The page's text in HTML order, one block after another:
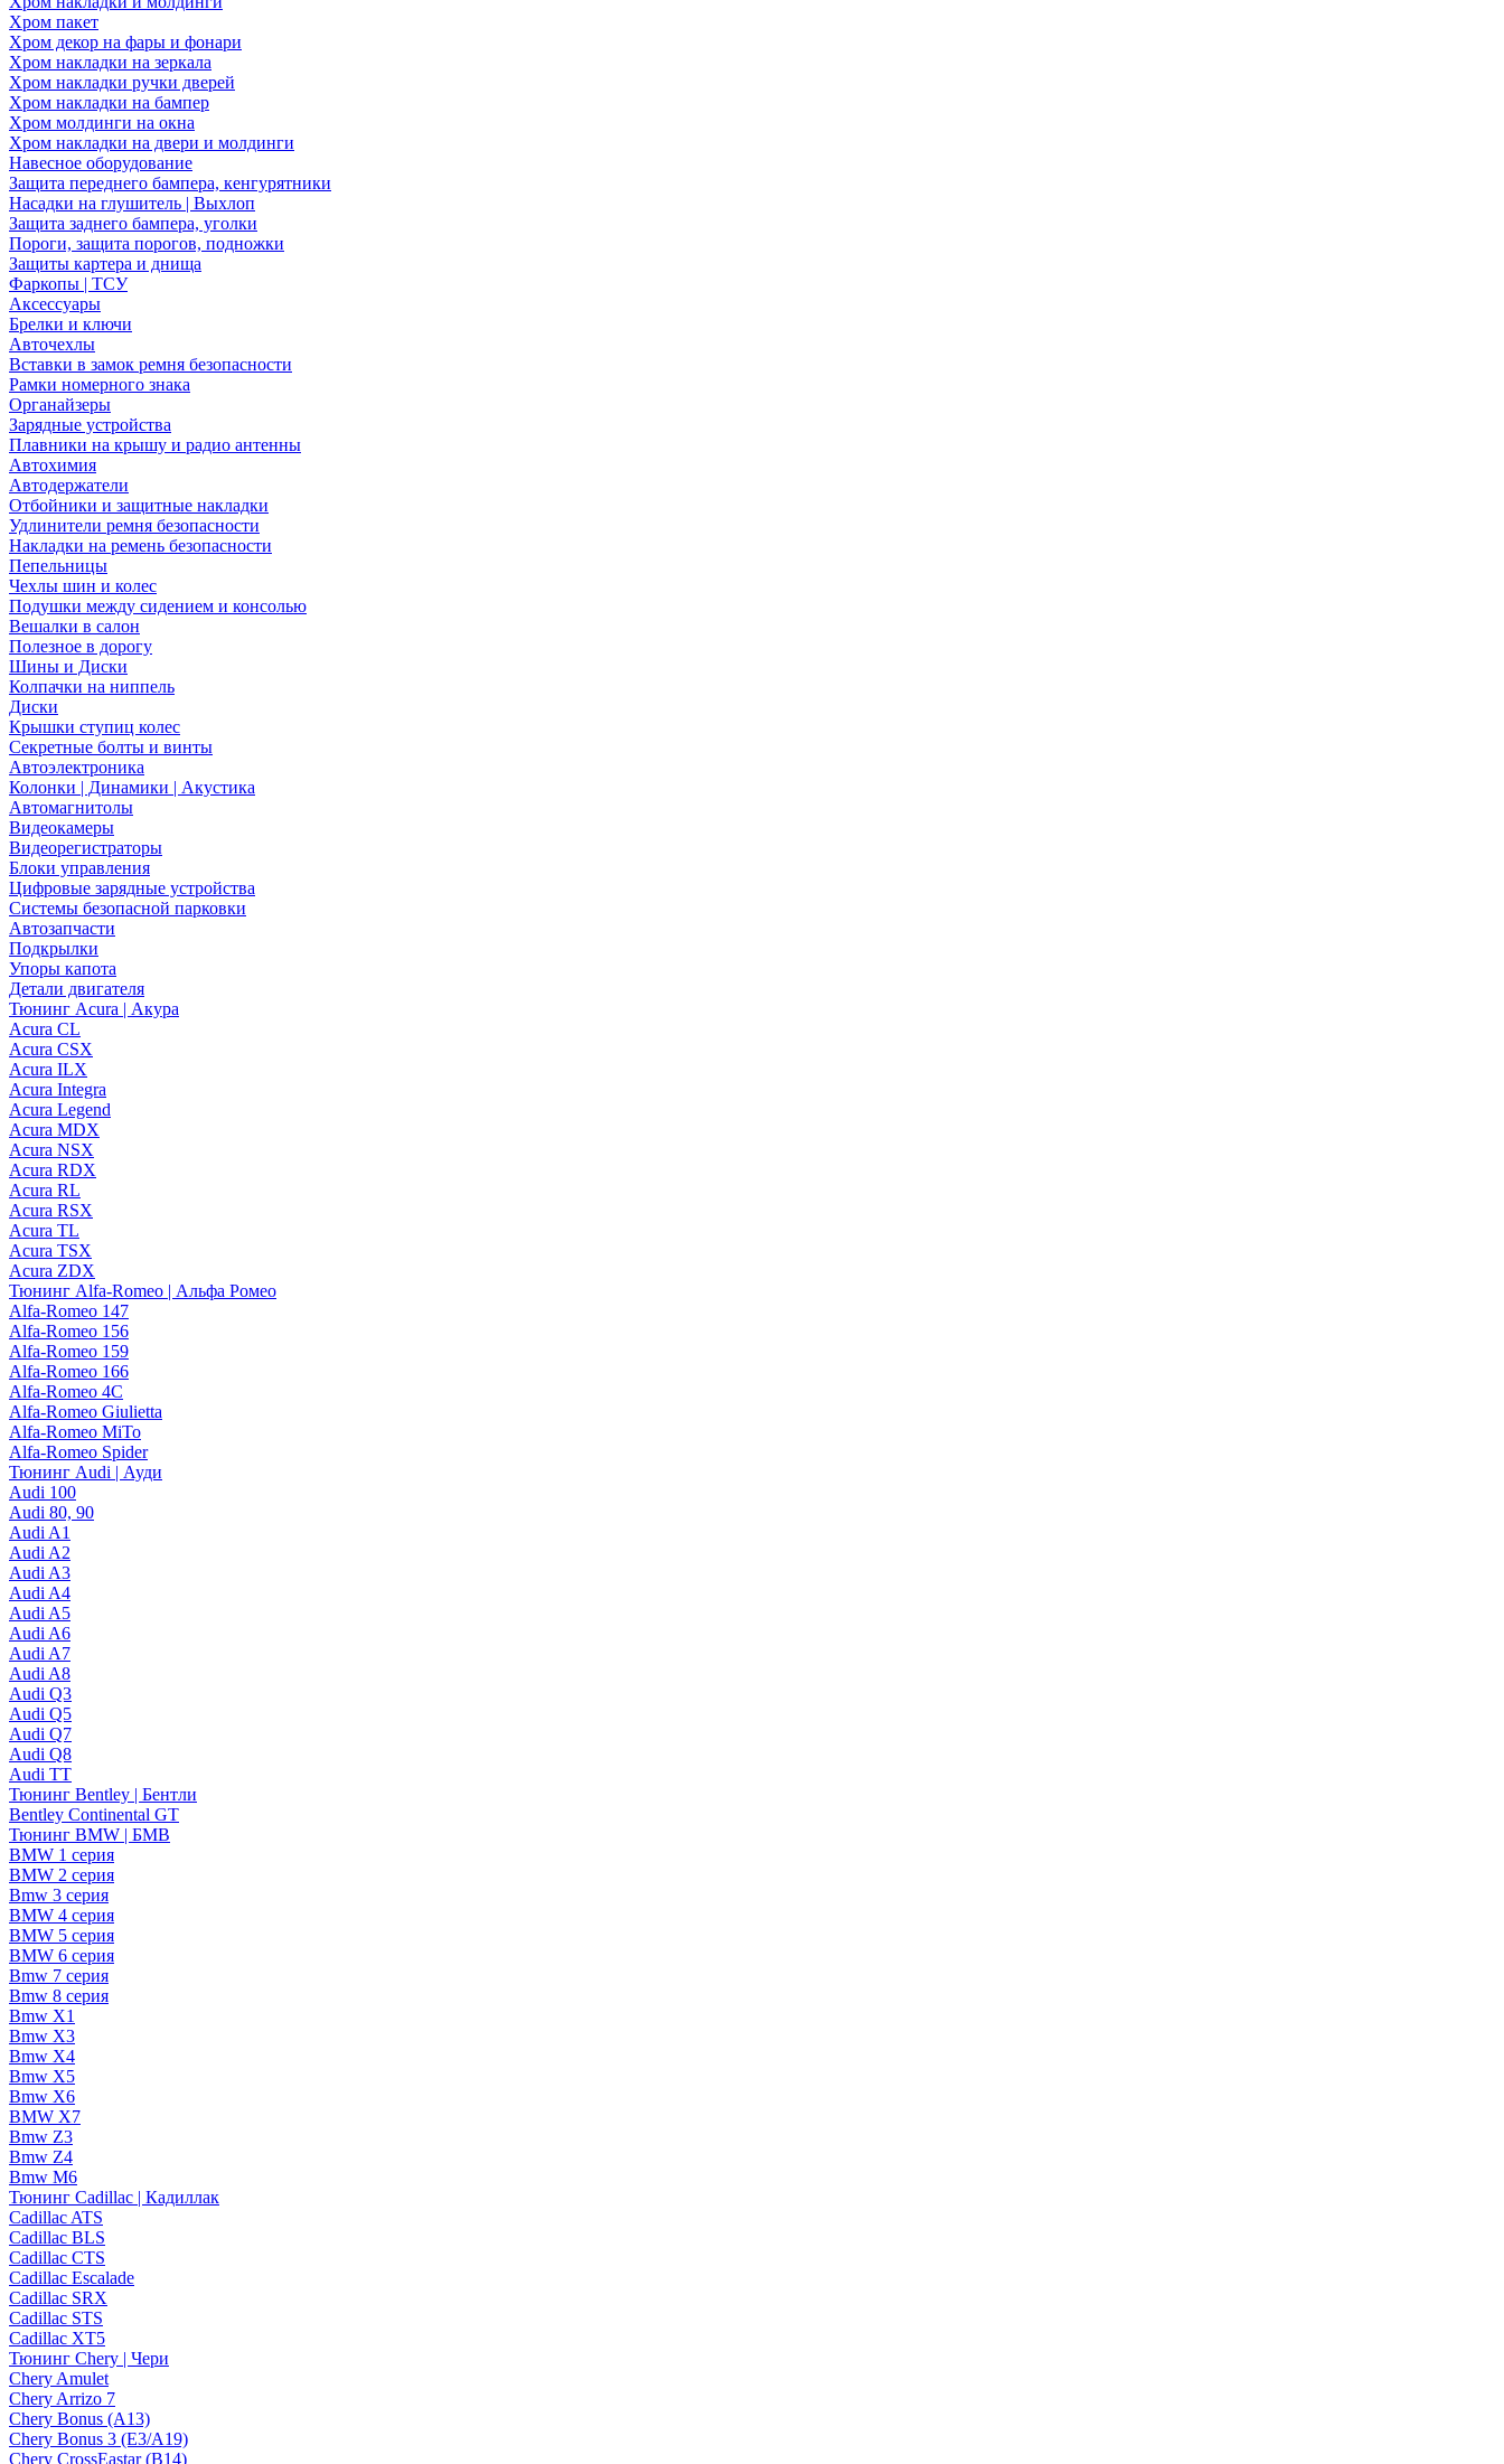
Хром пакет
Хром декор на фары и фонари
Хром накладки на зеркала
Хром накладки ручки дверей
Хром накладки на бампер
Хром молдинги на окна
Хром накладки на двери и молдинги
Навесное оборудование
Защита переднего бампера, кенгурятники
Насадки на глушитель | Выхлоп
Защита заднего бампера, уголки
Пороги, защита порогов, подножки
Защиты картера и днища
Фаркопы | ТСУ
Аксессуары
Брелки и ключи
Авточехлы
Вставки в замок ремня безопасности
Рамки номерного знака
Органайзеры
Зарядные устройства
Плавники на крышу и радио антенны
Автохимия
Автодержатели
Отбойники и защитные накладки
Удлинители ремня безопасности
Накладки на ремень безопасности
Пепельницы
Чехлы шин и колес
Подушки между сидением и консолью
Вешалки в салон
Полезное в дорогу
Шины и Диски
Колпачки на ниппель
Диски
Крышки ступиц колес
Секретные болты и винты
Автоэлектроника
Колонки | Динамики | Акустика
Автомагнитолы
Видеокамеры
Видеорегистраторы
Блоки управления
Цифровые зарядные устройства
Системы безопасной парковки
Автозапчасти
Подкрылки
Упоры капота
Детали двигателя
Тюнинг Acura | Акура
Acura CL
Acura CSX
Acura ILX
Acura Integra
Acura Legend
Acura MDX
Acura NSX
Acura RDX
Acura RL
Acura RSX
Acura TL
Acura TSX
Acura ZDX
Тюнинг Alfa-Romeo | Альфа Ромео
Alfa-Romeo 147
Alfa-Romeo 156
Alfa-Romeo 159
Alfa-Romeo 166
Alfa-Romeo 4C
Alfa-Romeo Giulietta
Alfa-Romeo MiTo
Alfa-Romeo Spider
Тюнинг Audi | Ауди
Audi 100
Audi 80, 90
Audi A1
Audi A2
Audi A3
Audi A4
Audi A5
Audi A6
Audi A7
Audi A8
Audi Q3
Audi Q5
Audi Q7
Audi Q8
Audi TT
Тюнинг Bentley | Бентли
Bentley Continental GT
Тюнинг BMW | БМВ
BMW 1 серия
BMW 2 серия
Bmw 3 серия
BMW 4 серия
BMW 5 серия
BMW 6 серия
Bmw 7 серия
Bmw 8 серия
Bmw X1
Bmw X3
Bmw X4
Bmw X5
Bmw X6
BMW X7
Bmw Z3
Bmw Z4
Bmw М6
Тюнинг Cadillac | Кадиллак
Cadillac ATS
Cadillac BLS
Cadillac CTS
Cadillac Escalade
Cadillac SRX
Cadillac STS
Cadillac XT5
Тюнинг Chery | Чери
Chery Amulet
Chery Arrizo 7
Chery Bonus (A13)
Chery Bonus 3 (E3/A19)
Chery CrossEastar (B14)